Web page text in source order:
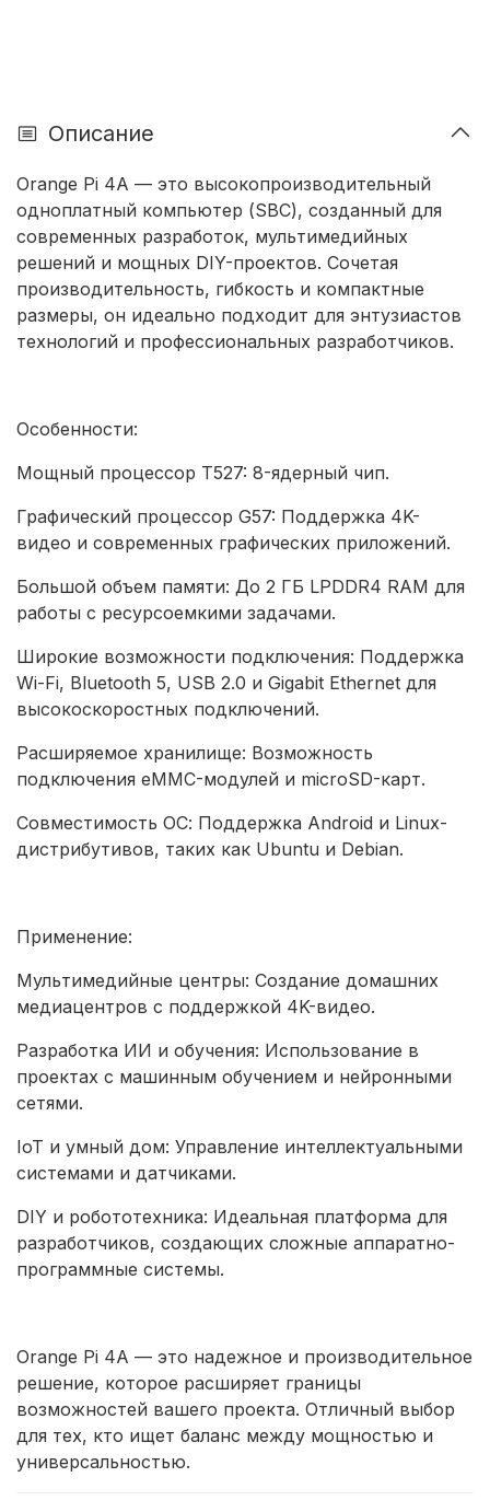
Описание
Orange Pi 4A — это высокопроизводительный
одноплатный компьютер (SBC), созданный для
современных разработок, мультимедийных
решений и мощных DIY-проектов. Сочетая
производительность, гибкость и компактные
размеры, он идеально подходит для энтузиастов
технологий и профессиональных разработчиков.
Особенности:
Мощный процессор T527: 8-ядерный чип.
Графический процессор G57: Поддержка 4K-
видео и современных графических приложений.
Большой объем памяти: До 2 ГБ LPDDR4 RAM для
работы с ресурсоемкими задачами.
Широкие возможности подключения: Поддержка
Wi-Fi, Bluetooth 5, USB 2.0 и Gigabit Ethernet для
высокоскоростных подключений.
Расширяемое хранилище: Возможность
подключения eMMC-модулей и microSD-карт.
Совместимость ОС: Поддержка Android и Linux-
дистрибутивов, таких как Ubuntu и Debian.
Применение:
Мультимедийные центры: Создание домашних
медиацентров с поддержкой 4K-видео.
Разработка ИИ и обучения: Использование в
проектах с машинным обучением и нейронными
сетями.
IoT и умный дом: Управление интеллектуальными
системами и датчиками.
DIY и робототехника: Идеальная платформа для
разработчиков, создающих сложные аппаратно-
программные системы.
Orange Pi 4A — это надежное и производительное
решение, которое расширяет границы
возможностей вашего проекта. Отличный выбор
для тех, кто ищет баланс между мощностью и
универсальностью.